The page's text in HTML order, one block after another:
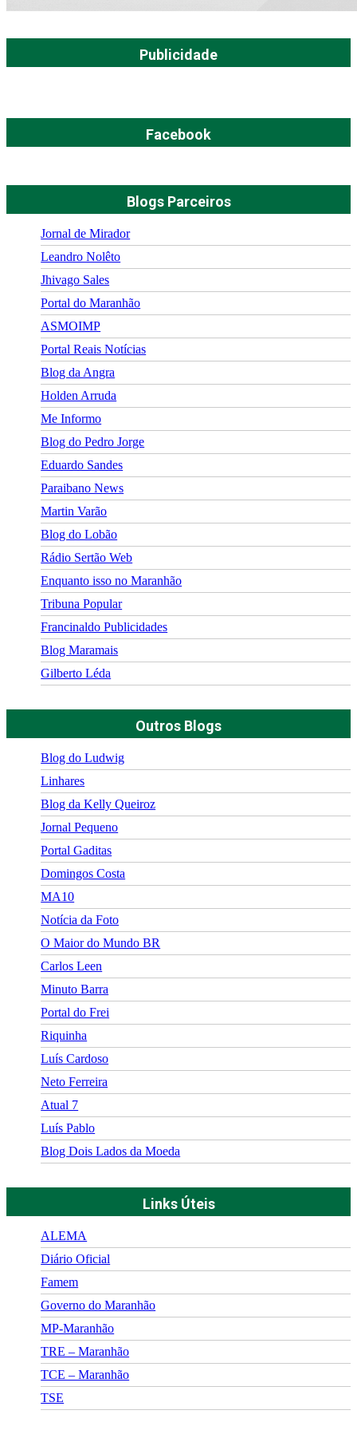
Publicidade
Facebook
Blogs Parceiros
Jornal de Mirador
Leandro Nolêto
Jhivago Sales
Portal do Maranhão
ASMOIMP
Portal Reais Notí­cias
Blog da Angra
Holden Arruda
Me Informo
Blog do Pedro Jorge
Eduardo Sandes
Paraibano News
Martin Varão
Blog do Lobão
Rádio Sertão Web
Enquanto isso no Maranhão
Tribuna Popular
Francinaldo Publicidades
Blog Maramais
Gilberto Léda
Outros Blogs
Blog do Ludwig
Linhares
Blog da Kelly Queiroz
Jornal Pequeno
Portal Gaditas
Domingos Costa
MA10
Notícia da Foto
O Maior do Mundo BR
Carlos Leen
Minuto Barra
Portal do Frei
Riquinha
Luís Cardoso
Neto Ferreira
Atual 7
Luís Pablo
Blog Dois Lados da Moeda
Links Úteis
ALEMA
Diário Oficial
Famem
Governo do Maranhão
MP-Maranhão
TRE – Maranhão
TCE – Maranhão
TSE